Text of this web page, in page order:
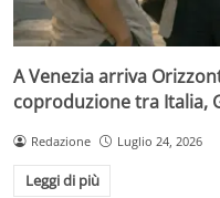
A Venezia arriva
coproduzione tra Italia,
Redazione Luglio 24, 2026
Leggi di più